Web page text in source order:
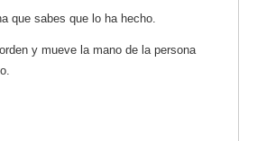
que sabes que lo ha hecho.
y mueve la mano de la persona